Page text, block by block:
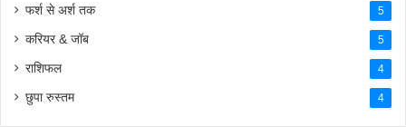
फर्श से अर्श तक 5
करियर & जॉब 5
राशिफल 4
छुपा रुस्तम 4